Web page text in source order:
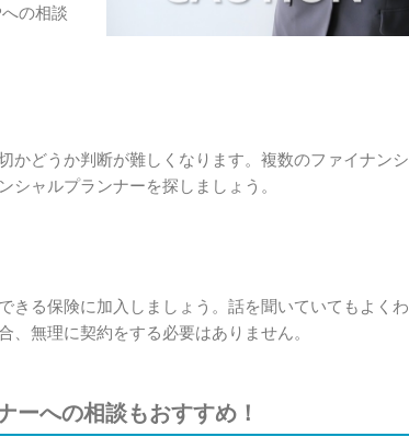
の相談
かどうか判断が難しくなります。複数のファイナンシ
ャルプランナーを探しましょう。
きる保険に加入しましょう。話を聞いていてもよくわ
無理に契約をする必要はありません。
ーへの相談もおすすめ！